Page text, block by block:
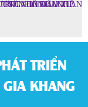
TRIỂN
KHANG